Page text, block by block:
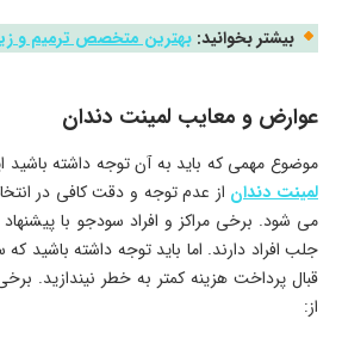
بیشتر بخوانید: بهترین متخصص ترمیم و
عوارض و معایب لمینت دندان
موضوع مهمی که باید به آن توجه داشته
لمینت دندان از عدم توجه و دقت کافی در
می‌ شود. برخی مراکز و افراد سودجو با
جلب افراد دارند. اما باید توجه داشته باشید
قبال پرداخت هزینه کمتر به خطر نیندازید.
از: